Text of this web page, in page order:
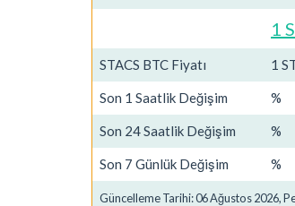
1
STACS BTC Fiyatı 1
Son 1 Saatlik Değişim %
Son 24 Saatlik Değişim %
Son 7 Günlük Değişim %
Güncelleme Tarihi: 06 Ağustos 2026,